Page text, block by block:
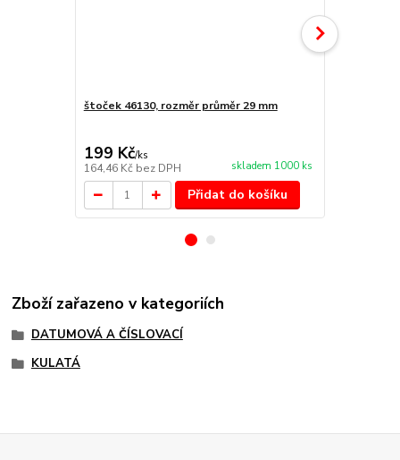
štoček 46130, rozměr průměr 29 mm
199 Kč/ks
164,46 Kč bez DPH skladem 1000 ks
Přidat do košíku
Zboží zařazeno v kategoriích
DATUMOVÁ A ČÍSLOVACÍ
KULATÁ